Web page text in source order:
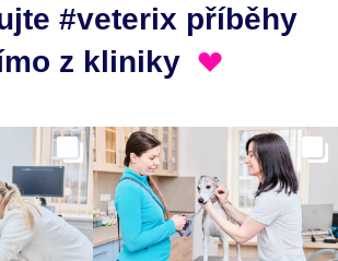
#veterix příběhy
z kliniky